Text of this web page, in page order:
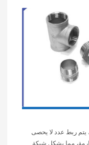
يتم ربط عدد لا يحصى
مما يشكل شبكة